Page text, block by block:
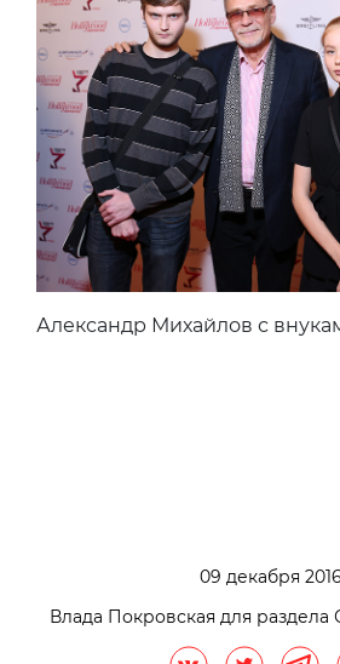
Александр Михайлов с
09 декабря 2016
Влада Покровская для раздела